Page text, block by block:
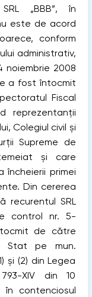
„BBB”, în
este de acord
conform
administrativ,
noiembrie 2008
a fost întocmit
Fiscal
reprezentanţii
Colegiul civil și
Supreme de
și care
încheierii primei
Din cererea
recurentul SRL
control nr. 5-
de către
Stat pe mun.
și (2) din Legea
XIV din 10
contenciosul